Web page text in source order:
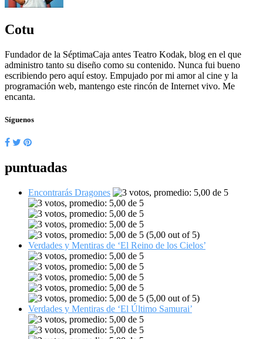
Cotu
Fundador de la SéptimaCaja antes Teatro Kodak, blog en el que
administro tanto su diseño como su contenido. Nunca fui bueno
escribiendo pero aquí estoy. Empujado por mi amor al cine y la
programación web, mantengo este rincón de Internet vivo. Me
encanta.
Síguenos
puntuadas
Encontrarás Dragones
(5,00 out of 5)
Verdades y Mentiras de ‘El Reino de los Cielos’
(5,00 out of 5)
Verdades y Mentiras de ‘El Último Samurai’